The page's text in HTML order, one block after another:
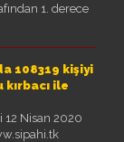
1. derece
108319 kişiyi
ile
12 Nisan 2020